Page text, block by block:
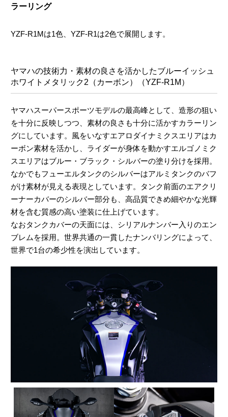
ラーリング
YZF-R1Mは1色、YZF-R1は2色で展開します。
ヤマハの技術力・素材の良さを活かしたブルーイッシュ
ホワイトメタリック2（カーボン）（YZF-R1M）
ヤマハスーパースポーツモデルの最高峰として、造形の狙い
を十分に反映しつつ、素材の良さも十分に活かすカラーリン
グにしています。風をいなすエアロダイナミクスエリアはカ
ーボン素材を活かし、ライダーが身体を動かすエルゴノミク
スエリアはブルー・ブラック・シルバーの塗り分けを採用。
なかでもフューエルタンクのシルバーはアルミタンクのバフ
がけ素材が見える表現としています。タンク前面のエアクリ
ーナーカバーのシルバー部分も、高品質できめ細やかな光輝
材を含む質感の高い塗装に仕上げています。
なおタンクカバーの天面には、シリアルナンバー入りのエン
ブレムを採用。世界共通の一貫したナンバリングによって、
世界で1台の希少性を演出しています。